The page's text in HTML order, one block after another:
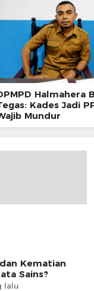
Halmahera
Kades Jadi
Mundur
Kematian
Sains?
lalu